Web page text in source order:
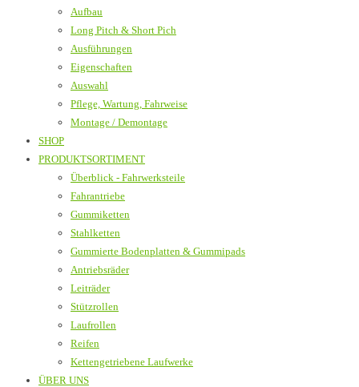
Aufbau
Long Pitch & Short Pich
Ausführungen
Eigenschaften
Auswahl
Pflege, Wartung, Fahrweise
Montage / Demontage
SHOP
PRODUKTSORTIMENT
Überblick - Fahrwerksteile
Fahrantriebe
Gummiketten
Stahlketten
Gummierte Bodenplatten & Gummipads
Antriebsräder
Leiträder
Stützrollen
Laufrollen
Reifen
Kettengetriebene Laufwerke
ÜBER UNS